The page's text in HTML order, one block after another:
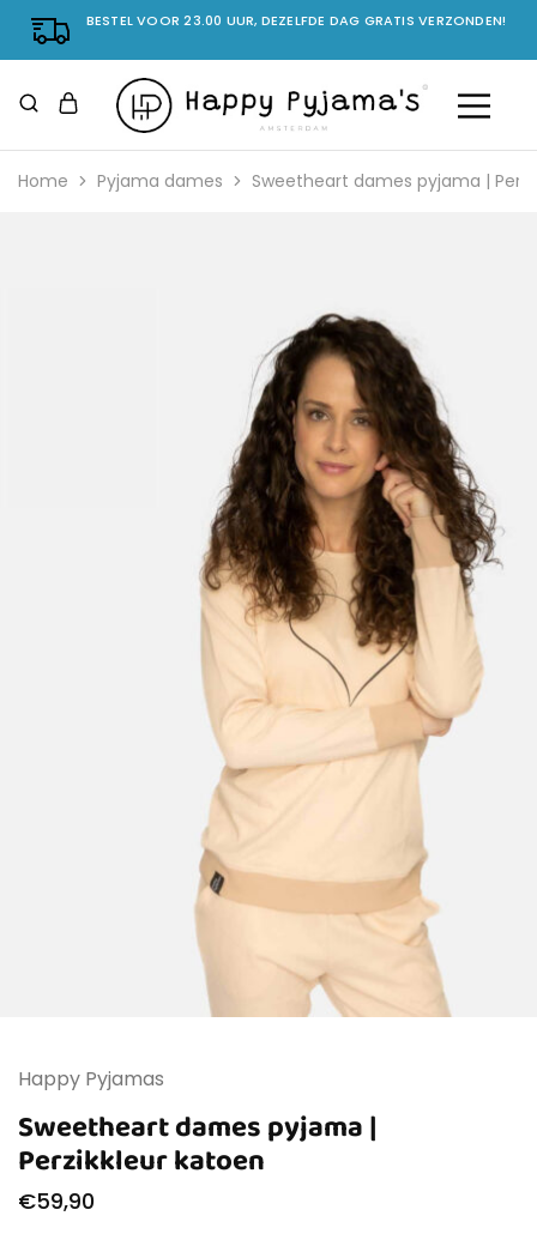
BESTEL VOOR 23.00 UUR, DEZELFDE DAG GRATIS VERZONDEN!
Home Pyjama dames Sweetheart dames pyjama |
Happy Pyjamas
Sweetheart dames pyjama |
Perzikkleur katoen
€59,90